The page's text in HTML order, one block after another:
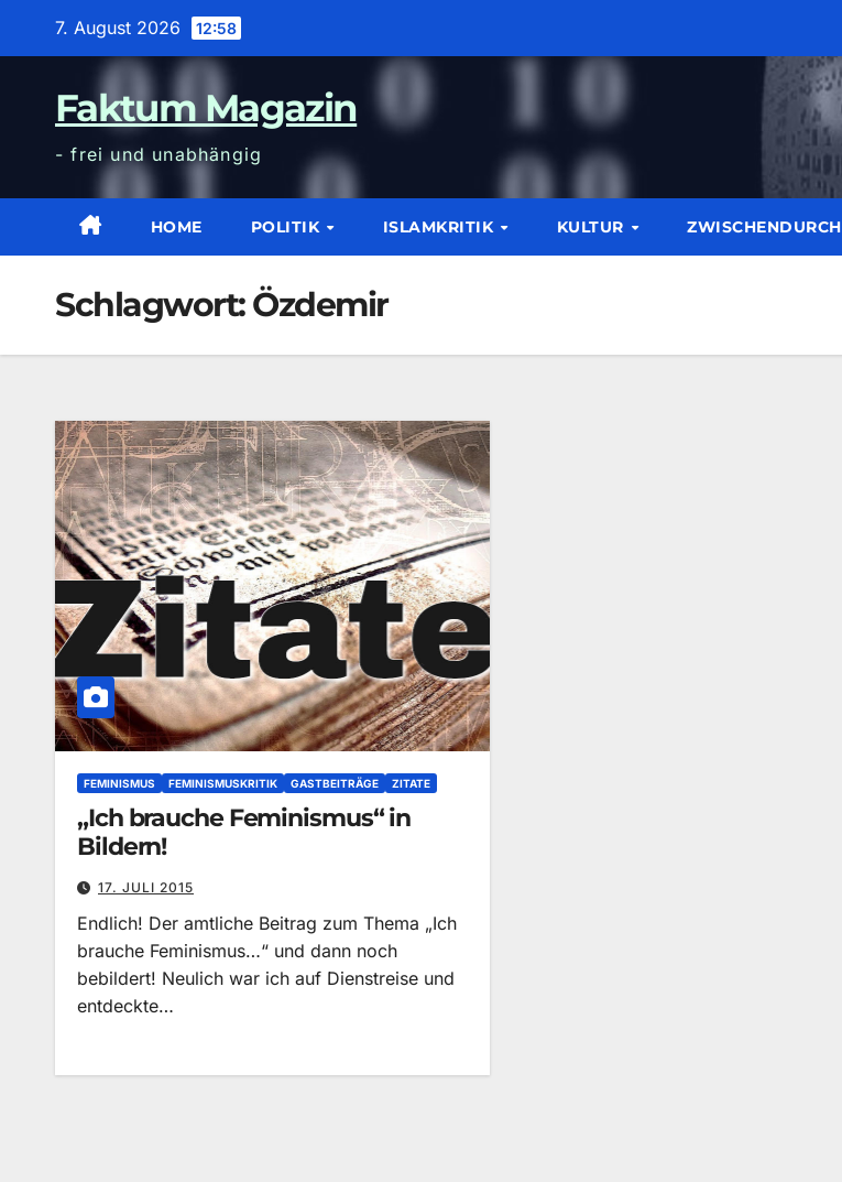
7. August 2026 12:58
Faktum Magazin
- frei und unabhängig
HOME POLITIK ISLAMKRITIK KULTUR ZWISCHENDURCH
Schlagwort:Özdemir
FEMINISMUS FEMINISMUSKRITIK GASTBEITRÄGE ZITATE
„Ich brauche Feminismus“ in
Bildern!
17. JULI 2015
Endlich! Der amtliche Beitrag zum Thema „Ich
brauche Feminismus…“ und dann noch
bebildert! Neulich war ich auf Dienstreise und
entdeckte…